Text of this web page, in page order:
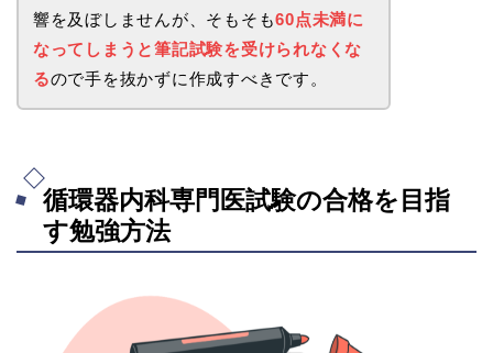
響を及ぼしませんが、そもそも60点未満に
なってしまうと筆記試験を受けられなくな
るので手を抜かずに作成すべきです。
循環器内科専門医試験の合格を目指
す勉強方法